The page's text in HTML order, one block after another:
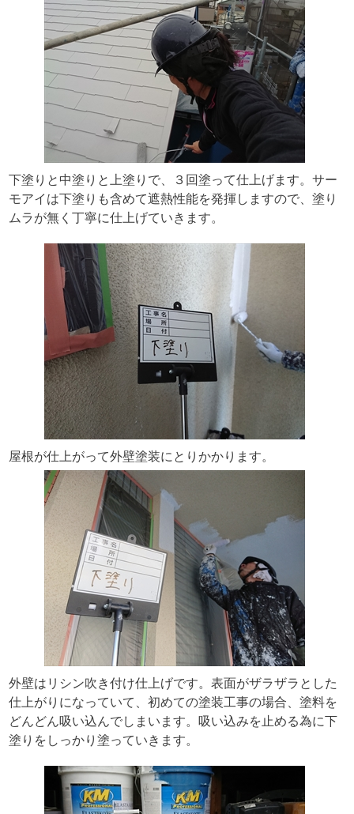
下塗りと中塗りと上塗りで、３回塗って仕上げます。サー
モアイは下塗りも含めて遮熱性能を発揮しますので、塗り
ムラが無く丁寧に仕上げていきます。
屋根が仕上がって外壁塗装にとりかかります。
外壁はリシン吹き付け仕上げです。表面がザラザラとした
仕上がりになっていて、初めての塗装工事の場合、塗料を
どんどん吸い込んでしまいます。吸い込みを止める為に下
塗りをしっかり塗っていきます。